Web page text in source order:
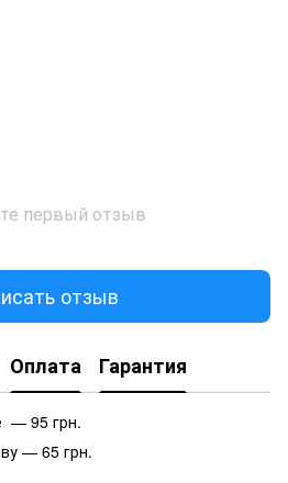
первый отзыв
отзыв
Оплата Гарантия
— 95 грн.
— 65 грн.